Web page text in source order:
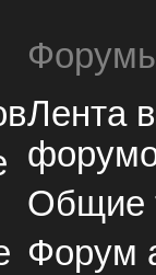
Лента
Общие
Форум